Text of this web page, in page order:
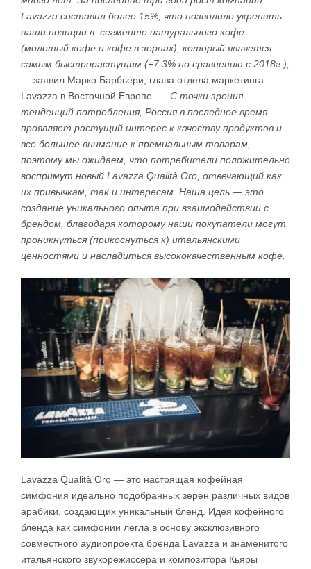
Lavazza составил более 15%, что позволило укрепить
наши позиции в сегменте натурального кофе
(молотый кофе и кофе в зернах), который является
самым быстрорастущим (+7.3% по сравнению с 2018г.),
— заявил Марко Барбьери, глава отдела маркетинга
Lavazza в Восточной Европе. — С точки зрения
тенденций потребления, Россия в последнее время
проявляет растущий интерес к качеству продуктов и
все большее внимание к премиальным товарам,
поэтому мы ожидаем, что потребители положительно
воспримут новый Lavazza Qualità Oro, отвечающий как
их привычкам, так и интересам. Наша цель — это
создание уникального опыта при взаимодействии с
брендом, благодаря которому наши покупатели могут
проникнуться (прикоснуться к) итальянскими
ценностями и насладиться высококачественным кофе.
Lavazza Qualità Oro — это настоящая кофейная
симфония идеально подобранных зерен различных видов
арабики, создающих уникальный бленд. Идея кофейного
бленда как симфонии легла в основу эксклюзивного
совместного аудиопроекта бренда Lavazza и знаменитого
итальянского звукорежиссера и композитора Кьяры